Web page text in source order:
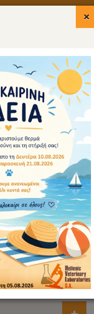
ΤΜΗΜΑ
ΕΞΕΤΑΣΕΙΣ /
ΤΜΗΜΑ
×